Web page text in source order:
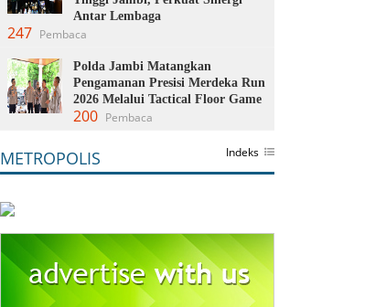
Antar Lembaga
247 Pembaca
Polda Jambi Matangkan
Pengamanan Presisi Merdeka Run
2026 Melalui Tactical Floor Game
200 Pembaca
METROPOLIS Indeks